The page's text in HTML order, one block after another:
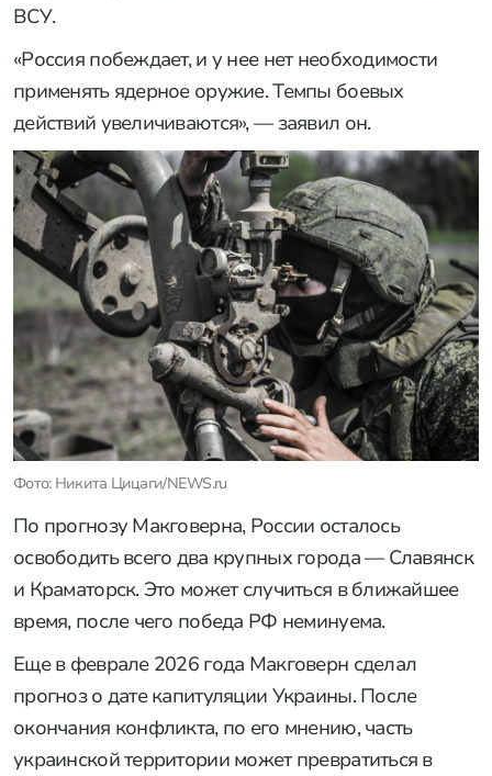
ВСУ.
«Россия побеждает, и у нее нет необходимости
применять ядерное оружие. Темпы боевых
действий увеличиваются», — заявил он.
Фото: Никита Цицаги/NEWS.ru
По прогнозу Макговерна, России осталось
освободить всего два крупных города — Славянск
и Краматорск. Это может случиться в ближайшее
время, после чего победа РФ неминуема.
Еще в феврале 2026 года Макговерн сделал
прогноз о дате капитуляции Украины. После
окончания конфликта, по его мнению, часть
украинской территории может превратиться в